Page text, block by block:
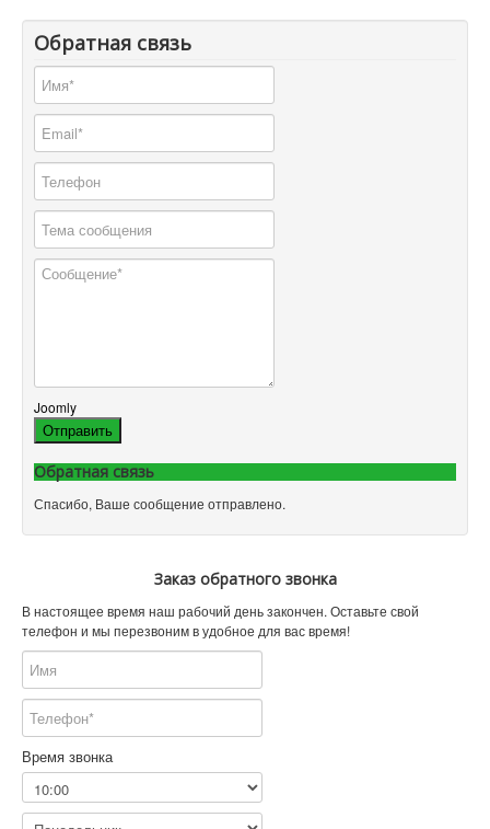
Обратная связь
Joomly
Отправить
Обратная связь
Спасибо, Ваше сообщение отправлено.
Заказ обратного звонка
В настоящее время наш рабочий день закончен. Оставьте свой
телефон и мы перезвоним в удобное для вас время!
Время звонка